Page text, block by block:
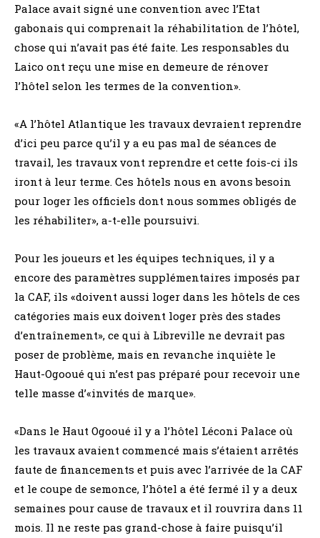
Palace avait signé une convention avec l’Etat
gabonais qui comprenait la réhabilitation de l’hôtel,
chose qui n’avait pas été faite. Les responsables du
Laico ont reçu une mise en demeure de rénover
l’hôtel selon les termes de la convention».
«A l’hôtel Atlantique les travaux devraient reprendre
d’ici peu parce qu’il y a eu pas mal de séances de
travail, les travaux vont reprendre et cette fois-ci ils
iront à leur terme. Ces hôtels nous en avons besoin
pour loger les officiels dont nous sommes obligés de
les réhabiliter», a-t-elle poursuivi.
Pour les joueurs et les équipes techniques, il y a
encore des paramètres supplémentaires imposés par
la CAF, ils «doivent aussi loger dans les hôtels de ces
catégories mais eux doivent loger près des stades
d’entraînement», ce qui à Libreville ne devrait pas
poser de problème, mais en revanche inquiète le
Haut-Ogooué qui n’est pas préparé pour recevoir une
telle masse d’«invités de marque».
«Dans le Haut Ogooué il y a l’hôtel Léconi Palace où
les travaux avaient commencé mais s’étaient arrêtés
faute de financements et puis avec l’arrivée de la CAF
et le coupe de semonce, l’hôtel a été fermé il y a deux
semaines pour cause de travaux et il rouvrira dans 11
mois. Il ne reste pas grand-chose à faire puisqu’il